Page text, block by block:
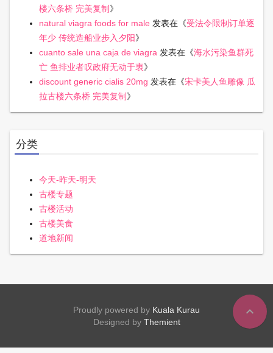
expand_less
楼六条桥 完美复制 》
natural viagra foods for male 发表在《受法令限制订单逐
年少 传统造船业步入夕阳》
cuanto sale una caja de viagra 发表在《海水污染鱼群死
亡 鱼排业者叹政府无动于衷》
discount generic cialis 20mg 发表在《宋卡美人鱼雕像 瓜
拉古楼六条桥 完美复制 》
分类
今天-昨天-明天
古楼专题
古楼活动
古楼美食
道地新闻
Proudly powered by Kuala Kurau
Designed by Themient